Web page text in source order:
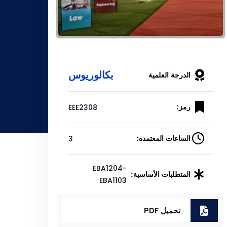
الدرجة العلمية بكالوريوس
رمز: EEE2308
الساعات المعتمده: 3
المتطلبات الأساسية:
EBA1204-
EBA1103
تحميل PDF